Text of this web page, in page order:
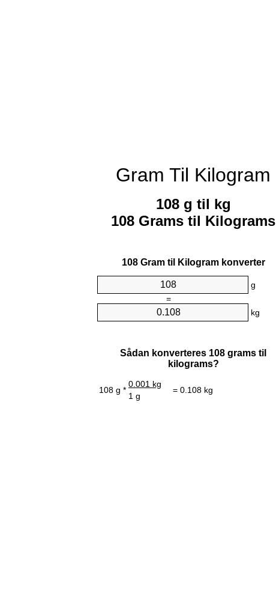
Gram Til Kilogram
108 g til kg
108 Grams til Kilograms
108 Gram til Kilogram konverter
g
=
kg
Sådan konverteres 108 grams til
kilograms?
108 g *
0.001 kg
= 0.108 kg
1 g